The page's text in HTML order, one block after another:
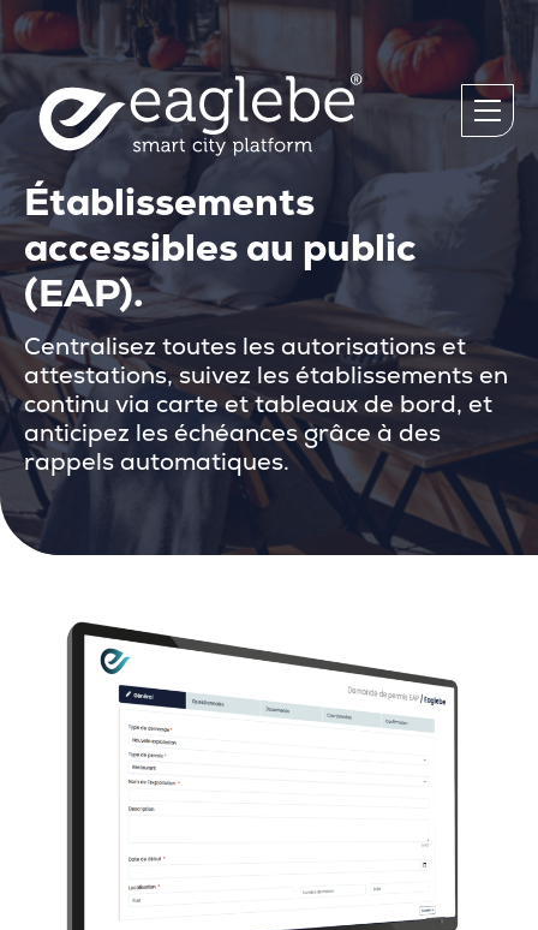
Établissements
accessibles au public
(EAP).
Centralisez toutes les autorisations et
attestations, suivez les établissements en
continu via carte et tableaux de bord, et
anticipez les échéances grâce à des
rappels automatiques.